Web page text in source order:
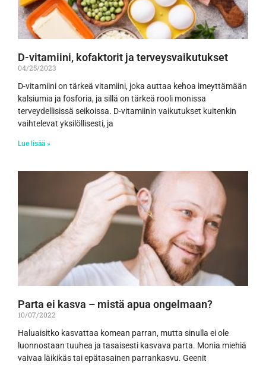
D-vitamiini, kofaktorit ja terveysvaikutukset
04/25/2023
D-vitamiini on tärkeä vitamiini, joka auttaa kehoa imeyttämään
kalsiumia ja fosforia, ja sillä on tärkeä rooli monissa
terveydellisissä seikoissa. D-vitamiinin vaikutukset kuitenkin
vaihtelevat yksilöllisesti, ja
Lue lisää »
Parta ei kasva – mistä apua ongelmaan?
10/07/2022
Haluaisitko kasvattaa komean parran, mutta sinulla ei ole
luonnostaan tuuhea ja tasaisesti kasvava parta. Monia miehiä
vaivaa läikikäs tai epätasainen parrankasvu. Geenit